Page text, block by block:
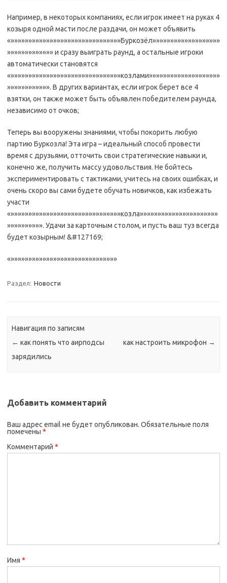
Например, в некоторых компаниях, если игрок имеет на руках 4
козыря одной масти после раздачи, он может объявить
«»»»»»»»»»»»»»»»»»»»»»»»»»»»»»»»Буркозёл»»»»»»»»»»»»»»»»»»»
»»»»»»»»»»»»» и сразу выиграть раунд, а остальные игроки
автоматически становятся
«»»»»»»»»»»»»»»»»»»»»»»»»»»»»»»»козлами»»»»»»»»»»»»»»»»»»»»
»»»»»»»»»»»». В других вариантах, если игрок берет все 4
взятки, он также может быть объявлен победителем раунда,
независимо от очков;
Теперь вы вооружены знаниями, чтобы покорить любую
партию Буркозла! Эта игра – идеальный способ провести
время с друзьями, отточить свои стратегические навыки и,
конечно же, получить массу удовольствия. Не бойтесь
экспериментировать с тактиками, учитесь на своих ошибках, и
очень скоро вы сами будете обучать новичков, как избежать
участи
«»»»»»»»»»»»»»»»»»»»»»»»»»»»»»»»козла»»»»»»»»»»»»»»»»»»»»»»
»»»»»»»»»». Удачи за карточным столом, и пусть ваш туз всегда
будет козырным! &#127169;
«»»»»»»»»»»»»»»»»»»»»»»»»»»»»»»
Раздел: Новости
Навигация по записям
← как понять что аирподсы
зарядились
как настроить микрофон →
Добавить комментарий
Ваш адрес email не будет опубликован. Обязательные поля
помечены *
Комментарий *
Имя *